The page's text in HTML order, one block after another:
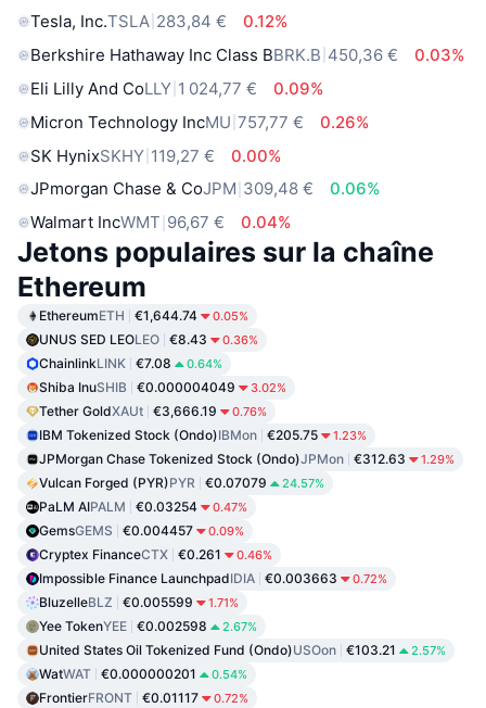
Tesla, Inc.TSLA 283,84 €
0.12%
Berkshire Hathaway Inc Class BBRK.B 450,36 €
0.03%
Eli Lilly And CoLLY 1 024,77 €
0.09%
Micron Technology IncMU 757,77 €
0.26%
SK HynixSKHY 119,27 €
0.00%
JPmorgan Chase & CoJPM 309,48 €
0.06%
Walmart IncWMT 96,67 € 0.04%
Jetons populaires sur la chaîne
Ethereum
EthereumETH €1,644.74 0.05%
UNUS SED LEOLEO €8.43 0.36%
ChainlinkLINK €7.08 0.64%
Shiba InuSHIB €0.000004049 3.02%
Tether GoldXAUt €3,666.19 0.76%
IBM Tokenized Stock (Ondo)IBMon €205.75 1.23%
JPMorgan Chase Tokenized Stock (Ondo)JPMon €312.63 1.29%
Vulcan Forged (PYR)PYR €0.07079 24.57%
PaLM AIPALM €0.03254 0.47%
GemsGEMS €0.004457 0.09%
Cryptex FinanceCTX €0.261 0.46%
Impossible Finance LaunchpadIDIA €0.003663 0.72%
BluzelleBLZ €0.005599 1.71%
Yee TokenYEE €0.002598 2.67%
United States Oil Tokenized Fund (Ondo)USOon €103.21 2.57%
WatWAT €0.000000201 0.54%
FrontierFRONT €0.01117 0.72%